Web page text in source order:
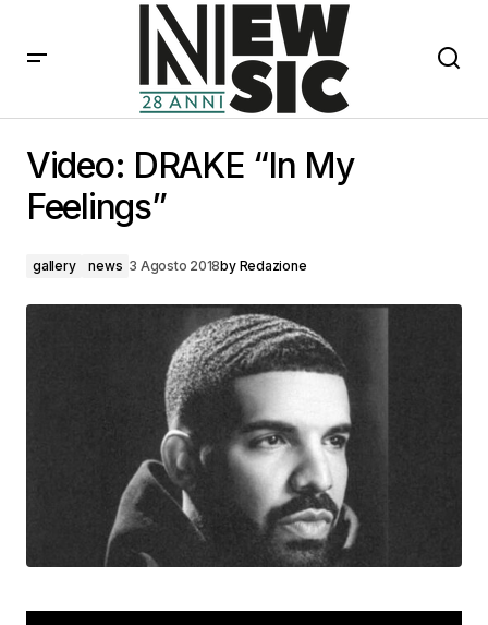
Video: DRAKE “In My
Feelings”
gallery news 3 Agosto 2018by Redazione